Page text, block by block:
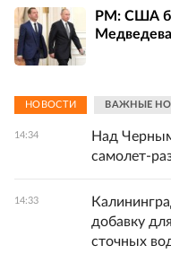
PM: США
Медведева
НОВОСТИ ВАЖНЫЕ
14:34
Над
самолет-
14:33
добавку
сточных